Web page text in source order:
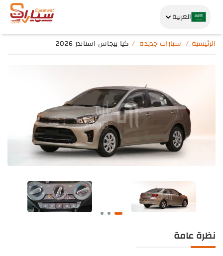
العربية
الرئيسية سيارات جديدة كيا بيجاس استاندر 2026
نظرة عامة